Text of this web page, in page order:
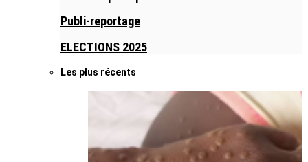
Publi-reportage
ELECTIONS 2025
Les plus récents